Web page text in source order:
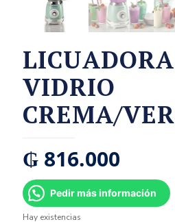
VIDRIO
CREMA/
₲ 816.000
Pedir más información
Hay existencias